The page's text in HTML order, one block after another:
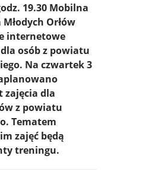
19.30 Mobilna
Orłów
internetowe
osób z powiatu
Na czwartek 3
zajęcia dla
z powiatu
Tematem
zajęć będą
treningu.